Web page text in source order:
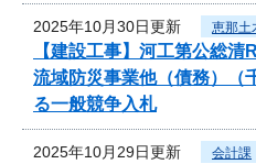
2025年10月30日更新 恵那土
【建設工事】河工第公総
流域防災事業他（債務）（
る一般競争入札
2025年10月29日更新 会計課